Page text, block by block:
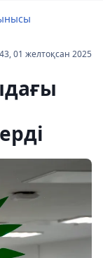
01 желтоқсан 2025